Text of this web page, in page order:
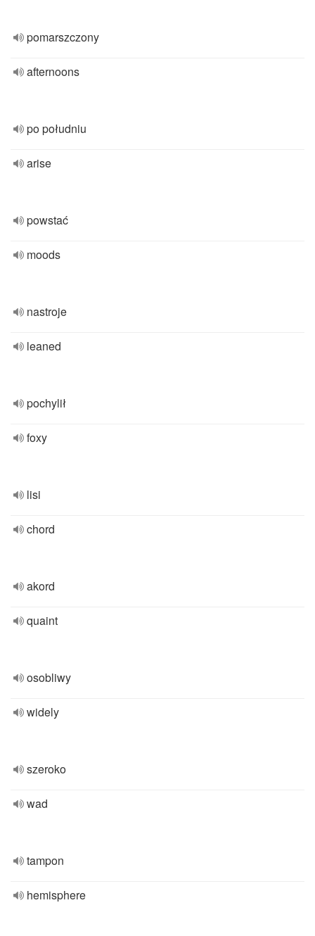
pomarszczony
afternoons
po południu
arise
powstać
moods
nastroje
leaned
pochylił
foxy
lisi
chord
akord
quaint
osobliwy
widely
szeroko
wad
tampon
hemisphere